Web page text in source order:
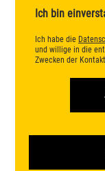
Ich bin
Ich habe die
und willige in die
Zwecken der